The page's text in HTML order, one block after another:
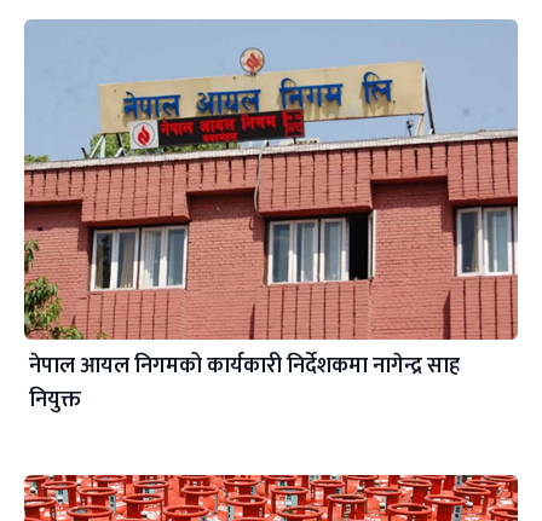
नेपाल आयल निगमको कार्यकारी निर्देशकमा नागेन्द्र साह
नियुक्त